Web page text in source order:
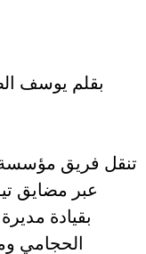
بقلم يوسف
تنقل فريق مؤسسة
عبر مضايق
بقيادة
الحجامي